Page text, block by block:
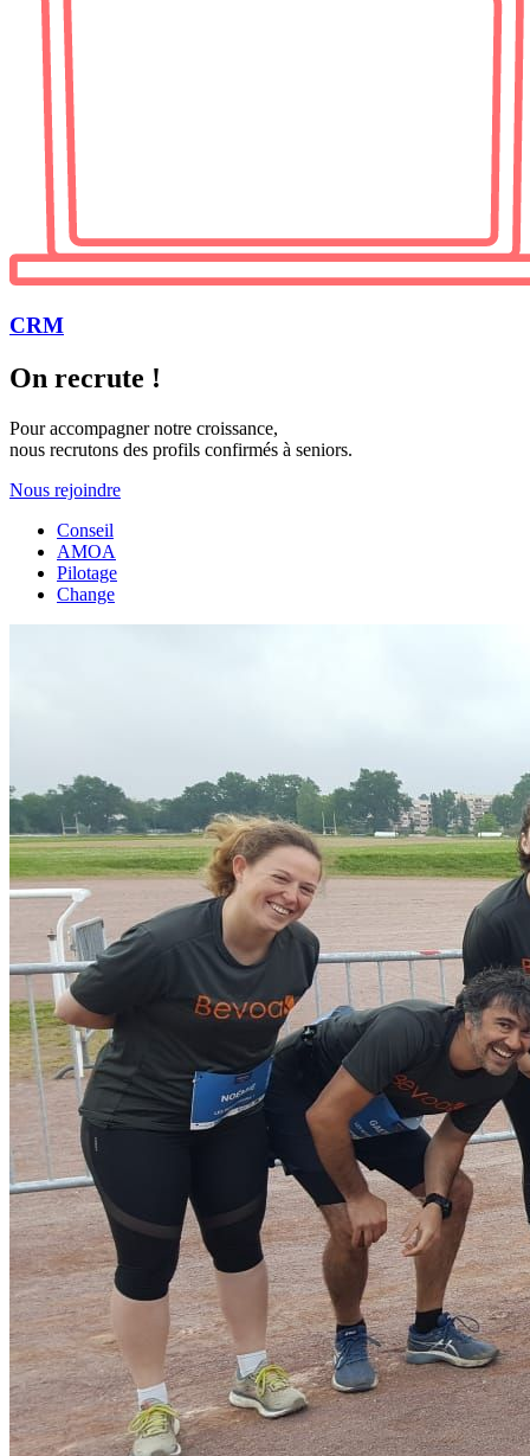
CRM
On recrute !
Pour accompagner notre croissance,
nous recrutons des profils confirmés à seniors.
Nous rejoindre
Conseil
AMOA
Pilotage
Change